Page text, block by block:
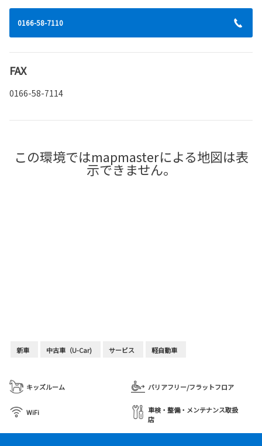
0166-58-7110
FAX
0166-58-7114
新車 中古車（U-Car) サービス 軽自動車
キッズルーム バリアフリー/フラットフロア
WiFi
車検・整備・メンテナンス取扱
店
この環境ではmapmasterによる地図は表
示できません。